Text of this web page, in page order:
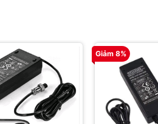
Giảm 8%